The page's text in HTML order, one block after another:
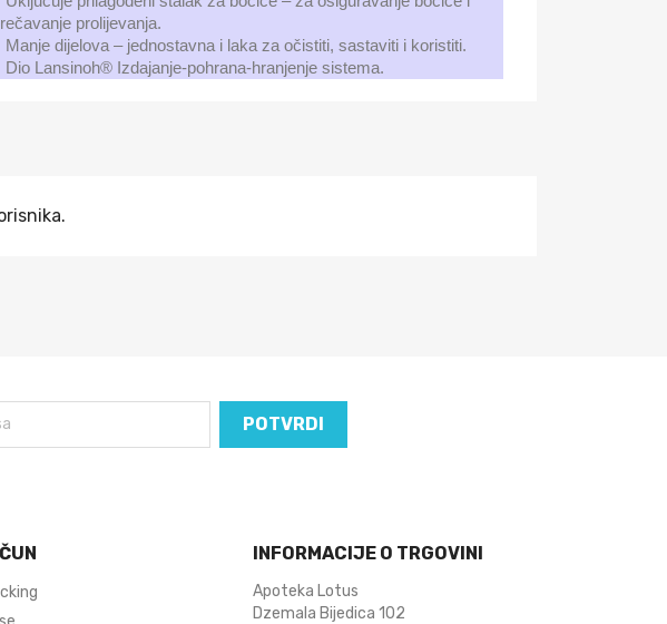
prolijevanja.
Manje dijelova – jednostavna i laka za očistiti, sastaviti i koristiti.
Dio Lansinoh® Izdajanje-pohrana-hranjenje sistema.
INFORMACIJE O TRGOVINI
Apoteka Lotus
Dzemala Bijedica 102